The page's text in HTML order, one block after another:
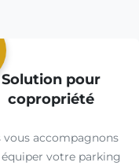
Solution pour
copropriété
vous accompagnons
votre parking